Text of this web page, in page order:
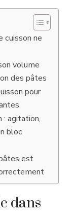
cuisson ne
volume
des pâtes
pour
: agitation,
bloc
est
dans